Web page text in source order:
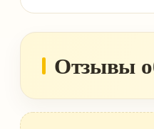
Отзывы